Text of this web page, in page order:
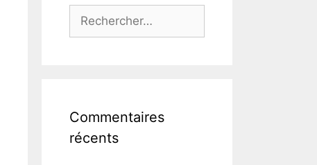
Commentaires
récents